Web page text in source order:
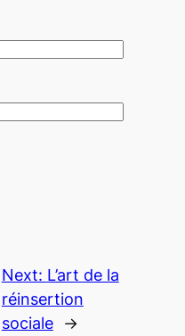
Next: L’art de la
réinsertion
sociale
→